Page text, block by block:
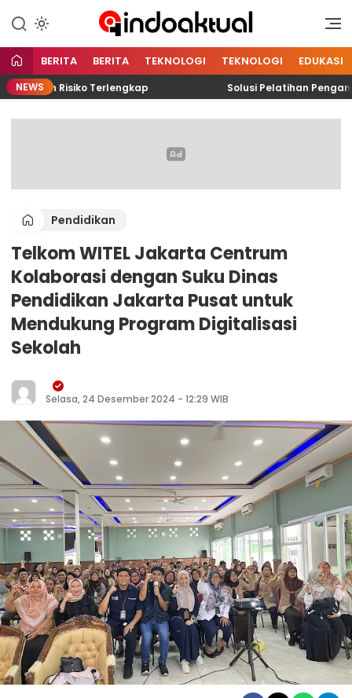
Indoaktual
Indonesia Aktual
BERITA BERITA TEKNOLOGI TEKNOLOGI EDUKASI
NEWSRisiko Terlengkap Solusi Pelatihan
Pendidikan
Telkom WITEL Jakarta Centrum
Kolaborasi dengan Suku Dinas
Pendidikan Jakarta Pusat untuk
Mendukung Program Digitalisasi
Sekolah
Selasa, 24 Desember 2024 - 12:29 WIB